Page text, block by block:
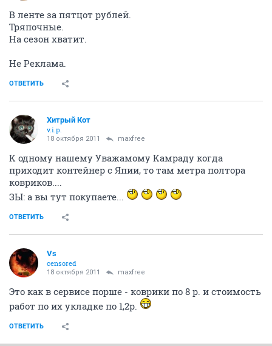
В ленте за пятцот рублей.
Тряпочные.
На сезон хватит.
Не Реклама.
ОТВЕТИТЬ
Хитрый Кот
v.i.p.
18 октября 2011 maxfree
К одному нашему Уважамому Камраду когда
приходит контейнер с Япии, то там метра полтора
ковриков....
ЗЫ: а вы тут покупаете...
ОТВЕТИТЬ
Vs
censored
18 октября 2011 maxfree
Это как в сервисе порше - коврики по 8 р. и стоимость
работ по их укладке по 1,2р.
ОТВЕТИТЬ